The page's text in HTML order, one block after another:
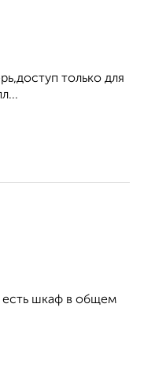
только для
есть шкаф в общем